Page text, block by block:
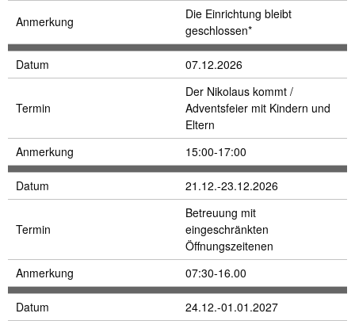
Anmerkung
Die Einrichtung bleibt
geschlossen*
Datum 07.12.2026
Termin
Der Nikolaus kommt /
Adventsfeier mit Kindern und
Eltern
Anmerkung
15:00-17:00
Datum 21.12.-23.12.2026
Termin
Betreuung mit
eingeschränkten
Öffnungszeitenen
Anmerkung
07:30-16.00
Datum
24.12.-01.01.2027